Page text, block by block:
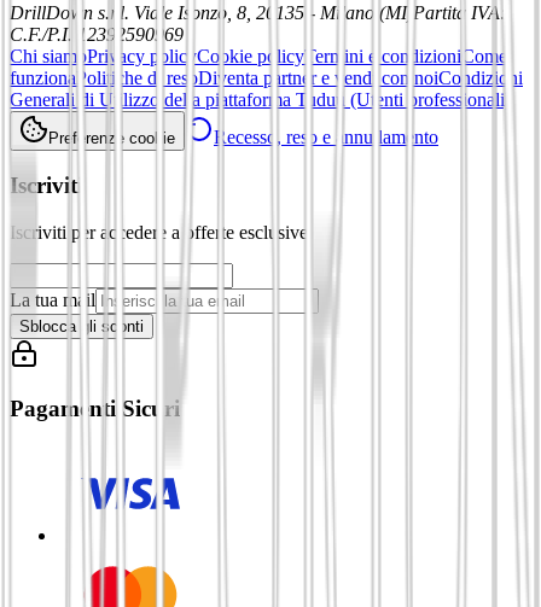
DrillDown s.r.l. Viale Isonzo, 8, 20135 - Milano (MI) Partita IVA:
C.F./P.I. 12392590969
Chi siamoPrivacy policyCookie policyTermini e condizioni Come
funziona Politiche di resoDiventa partner e vendi con noiCondizioni
Generali di Utilizzo della piattaforma Tuduu (Utenti professionali)
Preferenze cookie Recesso, reso e annullamento
Iscriviti
Iscriviti per accedere a offerte esclusive
La tua mail
Sblocca gli sconti
Pagamenti Sicuri